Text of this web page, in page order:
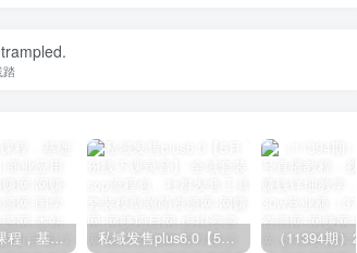
踏
AI绘画系统课程，基础入门-实战案例-商业应用 私域发售plus6.0【5月份线下课录音】/全域套装sop流程包，社群发售工具套装模型